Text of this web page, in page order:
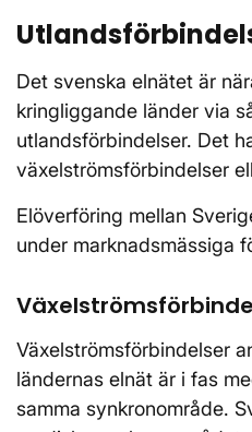
Det svenska elnätet är
kringliggande länder via
utlandsförbindelser. Det
växelströmsförbindelser
Elöverföring mellan
under marknadsmässiga
Växelströmsförbindelser
ländernas elnät är i fas
samma synkronområde.